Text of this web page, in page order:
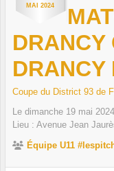
MAI 2024
DRANCY
DRANCY
Coupe du District 93 de
Le dimanche 19 mai 2024
Lieu : Avenue Jean
Équipe U11